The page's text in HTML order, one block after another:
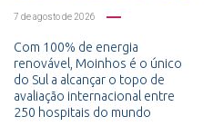
7 de agosto de 2026
Com 100% de energia
renovável, Moinhos é o único
do Sul a alcançar o topo de
avaliação internacional entre
250 hospitais do mundo